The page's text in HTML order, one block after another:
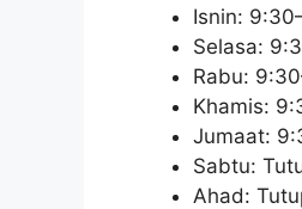
Isnin:
Selasa:
Rabu:
Khamis:
Jumaat:
Sabtu:
Ahad: